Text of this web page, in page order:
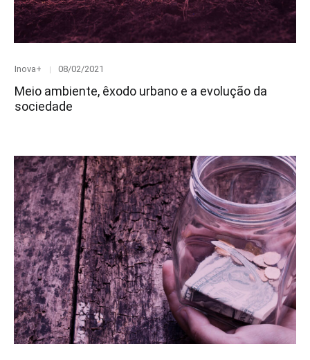
Category
Inova+
Posted
08/02/2021
Meio ambiente, êxodo urbano e a evolução da
sociedade